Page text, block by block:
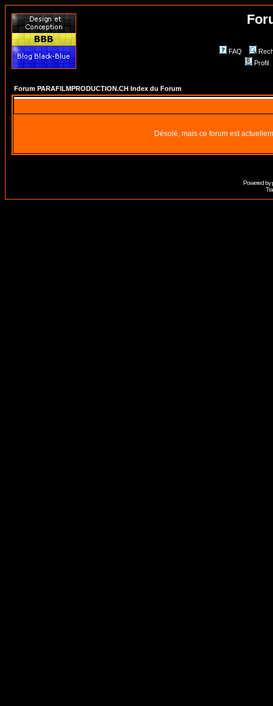
FAQ
Profil
Forum PARAFILMPRODUCTION.CH Index du Forum
Désolé, mais ce forum est
Powered by